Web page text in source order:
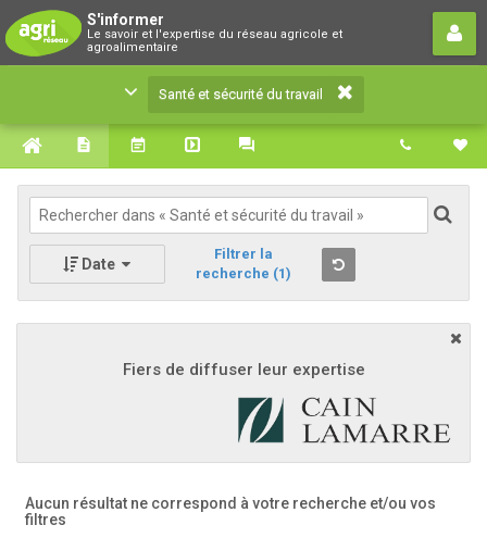
S'informer
Le savoir et l'expertise du réseau agricole et
agroalimentaire
Santé et sécurité du travail
Le savoir et l'expertise du réseau agricole et
agroalimentaire
Santé et sécurité du travail
Date
Filtrer la
recherche (1)
Fiers de diffuser leur expertise
Aucun résultat ne correspond à votre recherche et/ou vos
filtres